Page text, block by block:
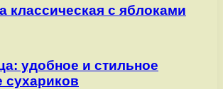
классическая с яблоками
удобное и стильное
сухариков